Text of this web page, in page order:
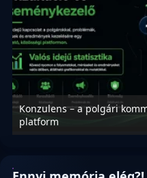
Konzulens – a polgári
platform